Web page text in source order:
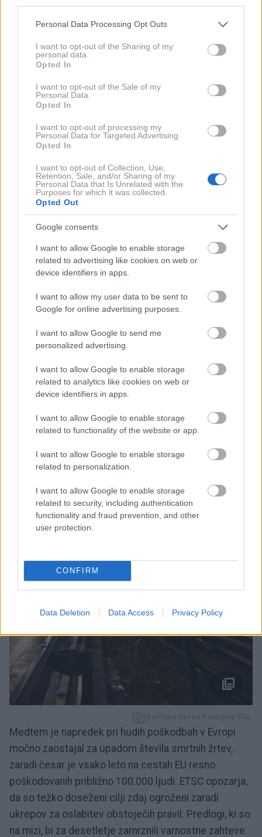
Please note that this website/app uses one or more Google
not limited to your visit or usage behaviour. You may click to
grant or deny consent to Google and its third-party tags to
use your data for below specified purposes in below Google
consent section.
Personal Data Processing Opt Outs
I want to opt-out of the Sharing of my
personal data.
Opted In
I want to opt-out of the Sale of my
Personal Data.
Opted In
I want to opt-out of processing my
Personal Data for Targeted Advertising.
Opted In
I want to opt-out of Collection, Use,
Retention, Sale, and/or Sharing of my
Personal Data that Is Unrelated with the
Purposes for which it was collected.
Opted Out
Google consents
I want to allow Google to enable storage
related to advertising like cookies on web or
device identifiers in apps.
I want to allow my user data to be sent to
Google for online advertising purposes.
I want to allow Google to send me
personalized advertising.
I want to allow Google to enable storage
related to analytics like cookies on web or
device identifiers in apps.
I want to allow Google to enable storage
related to functionality of the website or app.
I want to allow Google to enable storage
related to personalization.
I want to allow Google to enable storage
related to security, including authentication
functionality and fraud prevention, and other
user protection.
CONFIRM
Data Deletion Data Access Privacy Policy
zmanjšanje od vseh držav v poročilu. Tudi
uveljavljene vodilne države prehajajo dlje v ospredje.
Belgija je od leta 2019 zmanjšala število smrtnih
žrtev za 31 % in je na dobri poti k doseganju cilja za
najvarnejšimi državami v Evropi, število smrtnih žrtev
v prometu zmanjšalo za 32 %. Norveška in Švedska
ostajata najvarnejši med preučevanimi državami z 19
smrtnimi žrtvami v prometu na milijon prebivalcev, v
Poročilo prikazuje tudi nekatere ključne izzive, ki
ostajajo. Na Nizozemskem je število smrtnih žrtev v
prometu na milijon prebivalcev zdaj višje kot pred
desetletjem in je edina večja država v Evropi s
takšnim rezultatom. Z nekaterimi najvišjimi stopnjami
kolesarjenja v Evropi zahteva ohranjanje varnosti
ranljivih udeležencev v prometu večja prizadevanja
za varnost v cestnem prometu kot drugod, te številke
pa kažejo, da prizadevanja še niso zadostna.
Medtem je napredek pri hudih poškodbah v Evropi
močno zaostajal za upadom števila smrtnih žrtev,
zaradi česar je vsako leto na cestah EU resno
poškodovanih približno 100.000 ljudi. ETSC opozarja,
da so težko doseženi cilji zdaj ogroženi zaradi
ukrepov za oslabitev obstoječih pravil. Predlogi, ki so
na mizi, bi za desetletje zamrznili varnostne zahteve